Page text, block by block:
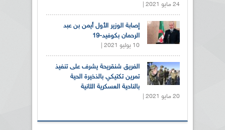
24 مايو 2021 |
إصابة الوزير الأول أيمن بن عبد
الرحمان بكوفيد-19
10 يوليو 2021 |
الفريق شنقريحة يشرف على تنفيذ
تمرين تكتيكي بالذخيرة الحية
بالناحية العسكرية الثانية
20 مايو 2021 |